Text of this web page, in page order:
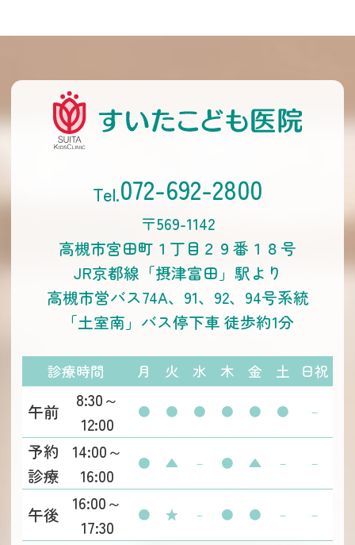
072-692-2800
〒569-1142
高槻市宮田町１丁目２９番１８号
JR京都線「摂津富田」駅より
高槻市営バス74A、91、92、94号系統
「土室南」バス停下車 徒歩約1分
診療時間 月 火 水 木 金 土 日祝
午前
8:30～
12:00
● ● ● ● ● ● －
予約
診療
14:00～
16:00
● ▲ － ● ▲ － －
午後
16:00～
17:30
● ★ － ● ● － －